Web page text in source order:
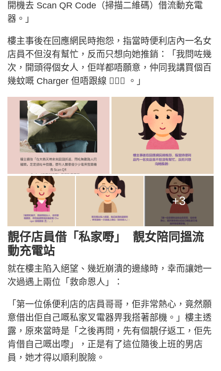
開機去 Scan QR Code（掃描二維碼）借流動充電
器。」
樓主事後在回應網民時抱怨，指當時便利店內一名女
店員不但沒有幫忙，反而只想向她推銷：「我問咗幾
次，開頭得個女人，佢咩都唔願意，仲同我講買個百
幾蚊嘅 Charger 但唔跟線 🤦🏻‍♀️ 。」
+3
靚仔店員借「私家嘢」 靚女陪同搵流
動充電站
就在樓主陷入絕望、幾近崩潰的邊緣時，幸而讓她一
次過遇上兩位「救命恩人」：
「第一位係便利店的店員哥哥，佢非常熱心，竟然願
意借出佢自己嘅私家叉電器畀我搭著部機。」樓主透
露，原來當時是「之後再問，先有個靚仔返工，佢先
肯借自己嘅出嚟」，正是有了這位隨後上班的男店
員，她才得以順利脫險。